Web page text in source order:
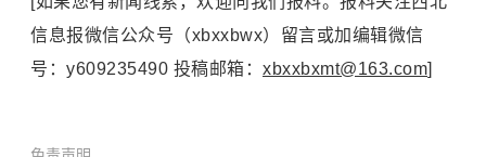
信息报微信公众号（xbxxbwx）留言或加编辑微信
号：y609235490 投稿邮箱： xbxxbxmt@163.com]